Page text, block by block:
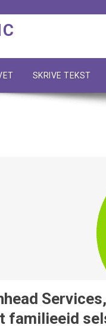
SKRIVE TEKST
familieeid